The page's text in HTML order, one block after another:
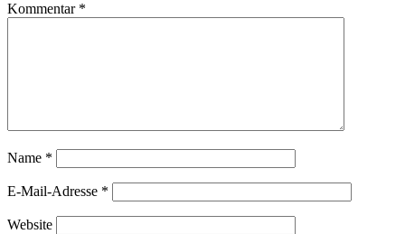
Kommentar *
Name *
E-Mail-Adresse *
Website